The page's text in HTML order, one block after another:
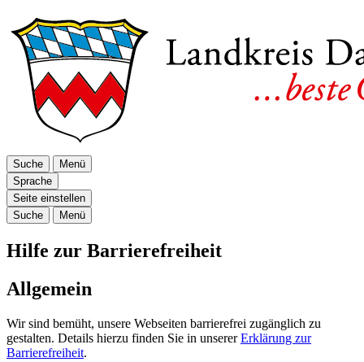
Suche
Menü
Sprache
Seite einstellen
Suche
Menü
Hilfe zur Barrierefreiheit
Allgemein
Wir sind bemüht, unsere Webseiten barrierefrei zugänglich zu
gestalten. Details hierzu finden Sie in unsererErklärung zur
Barrierefreiheit.